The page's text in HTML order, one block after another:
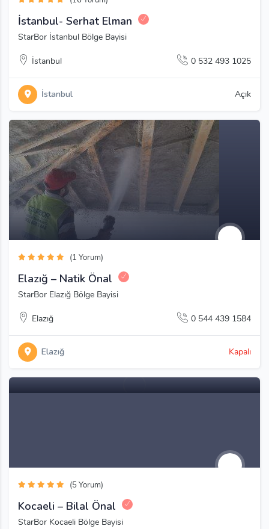
İstanbul- Serhat Elman
StarBor İstanbul Bölge Bayisi
İstanbul 0 532 493 1025
İstanbul Açık
(1 Yorum)
Elazığ – Natik Önal
StarBor Elazığ Bölge Bayisi
Elazığ 0 544 439 1584
Elazığ Kapalı
(5 Yorum)
Kocaeli – Bilal Önal
StarBor Kocaeli Bölge Bayisi